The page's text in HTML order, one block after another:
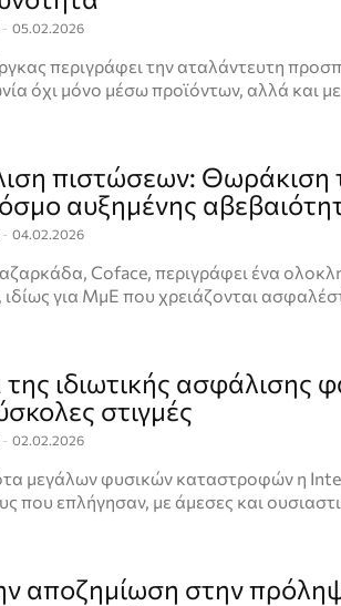
- 05.02.2026
περιγράφει την αταλάντευτη
όχι μόνο μέσω προϊόντων, αλλά και
πιστώσεων: Θωράκιση
αυξημένης
- 04.02.2026
Coface, περιγράφει ένα
ιδίως για ΜμΕ που χρειάζονται
της ιδιωτικής ασφάλισης
στιγμές
- 02.02.2026
μεγάλων φυσικών καταστροφών η
που επλήγησαν, με άμεσες και
αποζημίωση στην